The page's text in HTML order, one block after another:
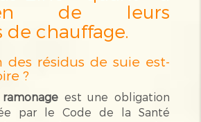
de leurs
de chauffage.
des résidus de suie est-
?
ramonage est une obligation
par le Code de la Santé